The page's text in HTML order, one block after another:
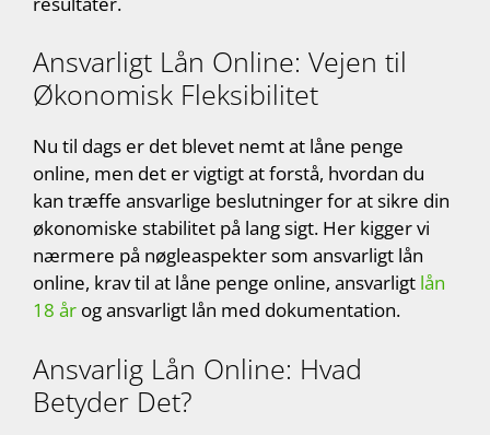
Ansvarligt Lån Online: Vejen til
Økonomisk Fleksibilitet
Nu til dags er det blevet nemt at låne penge
online, men det er vigtigt at forstå, hvordan du
kan træffe ansvarlige beslutninger for at sikre din
økonomiske stabilitet på lang sigt. Her kigger vi
nærmere på nøgleaspekter som ansvarligt lån
online, krav til at låne penge online, ansvarligt lån
18 år og ansvarligt lån med dokumentation.
Ansvarlig Lån Online: Hvad
Betyder Det?